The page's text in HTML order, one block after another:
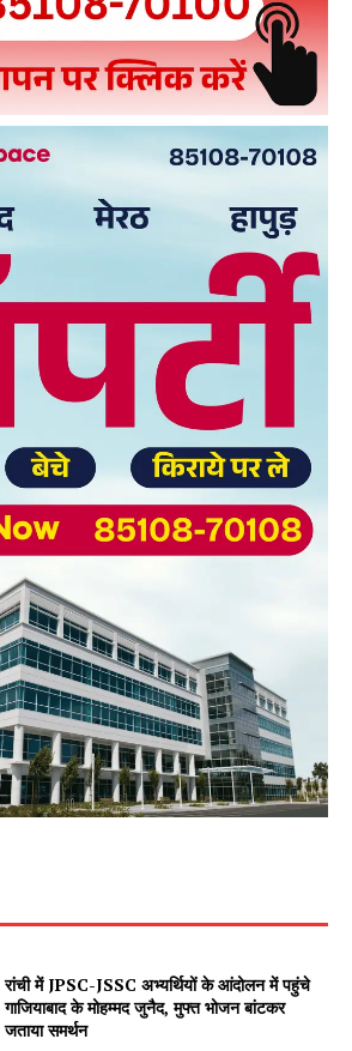
रांची में JPSC-JSSC अभ्यर्थियों के आंदोलन में पहुंचे
गाजियाबाद के मोहम्मद जुनैद, मुफ्त भोजन बांटकर
जताया समर्थन